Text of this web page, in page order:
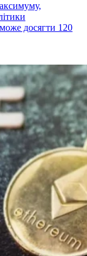
досягти 120